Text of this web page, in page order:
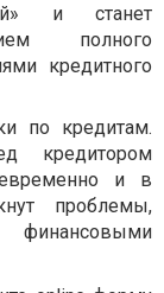
и станет
полного
кредитного
по кредитам.
кредитором
и в
проблемы,
финансовыми